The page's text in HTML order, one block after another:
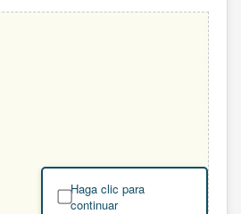
Haga clic para
continuar